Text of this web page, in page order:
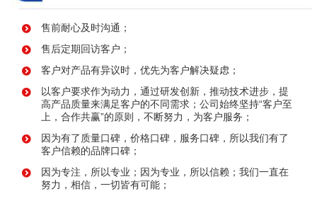
售前耐心及时沟通；
售后定期回访客户；
客户对产品有异议时，优先为客户解决疑虑；
以客户要求作为动力，通过研发创新，推动技术进步，提
高产品质量来满足客户的不同需求；公司始终坚持“客户至
上，合作共赢”的原则，不断努力，为客户服务；
因为有了质量口碑，价格口碑，服务口碑，所以我们有了
客户信赖的品牌口碑；
因为专注，所以专业；因为专业，所以信赖；我们一直在
努力，相信，一切皆有可能；